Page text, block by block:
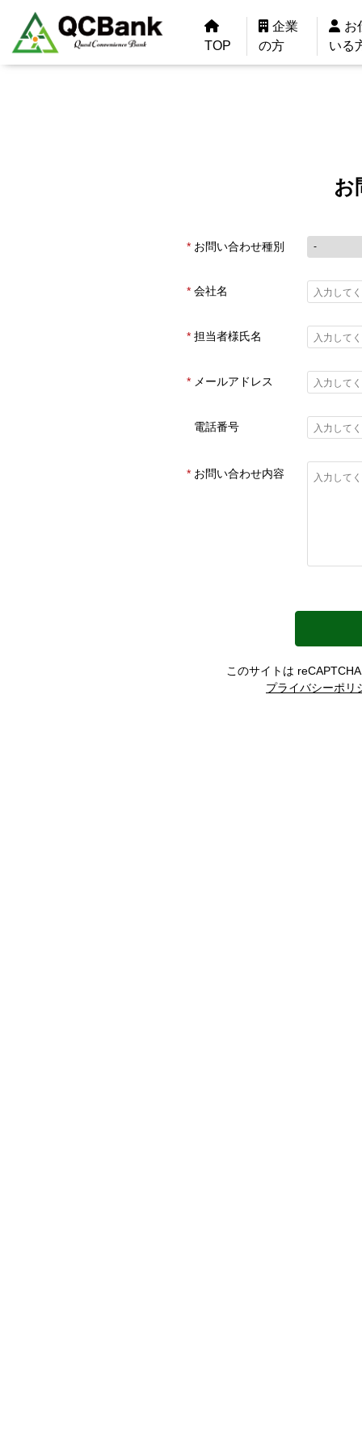
TOP
企業
の方
お
いる
お
お問い合わせ種別
会社名
担当者様氏名
メールアドレス
電話番号
お問い合わせ内容
このサイトは
プライバシーポリ